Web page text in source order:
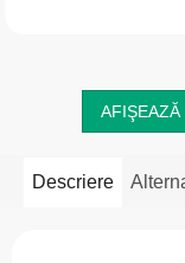
AFIŞEAZĂ
Descriere